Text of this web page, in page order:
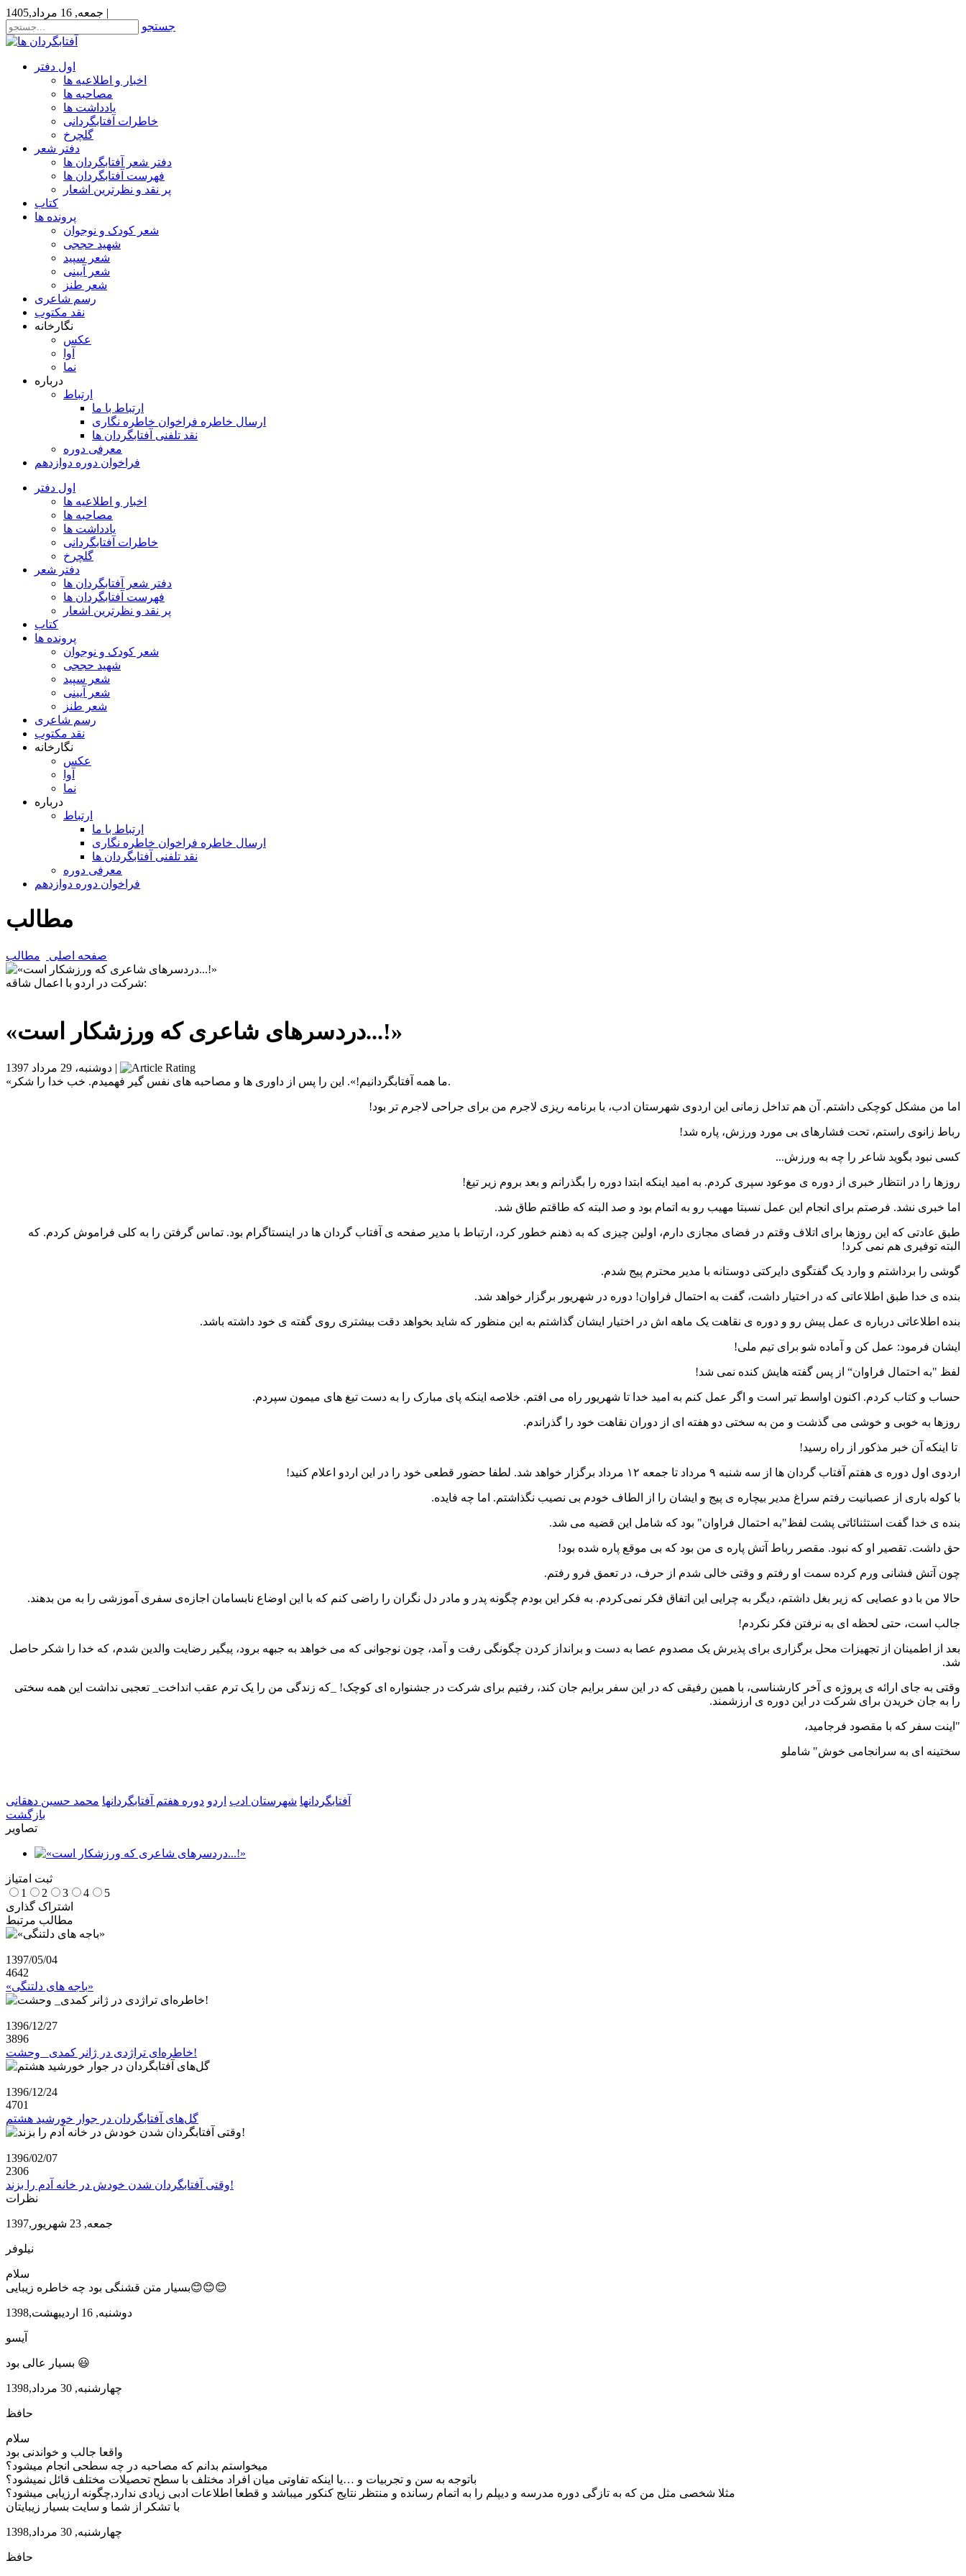
جمعه, 16 مرداد,1405 |
جستجو
اول دفتر
اخبار و اطلاعیه ها
مصاحبه ها
یادداشت ها
خاطرات آفتابگردانی
گلچرخ
دفتر شعر
دفتر شعر آفتابگردان ها
فهرست آفتابگردان ها
پر نقد و نظرترین اشعار
کتاب
پرونده ها
شعر کودک و نوجوان
شهید حججی
شعر سپید
شعر آیینی
شعر طنز
رسم شاعری
نقد مکتوب
نگارخانه
عکس
آوا
نما
درباره
ارتباط
ارتباط با ما
ارسال خاطره فراخوان خاطره نگاری
نقد تلفنی آفتابگردان ها
معرفی دوره
فراخوان دوره دوازدهم
اول دفتر
اخبار و اطلاعیه ها
مصاحبه ها
یادداشت ها
خاطرات آفتابگردانی
گلچرخ
دفتر شعر
دفتر شعر آفتابگردان ها
فهرست آفتابگردان ها
پر نقد و نظرترین اشعار
کتاب
پرونده ها
شعر کودک و نوجوان
شهید حججی
شعر سپید
شعر آیینی
شعر طنز
رسم شاعری
نقد مکتوب
نگارخانه
عکس
آوا
نما
درباره
ارتباط
ارتباط با ما
ارسال خاطره فراخوان خاطره نگاری
نقد تلفنی آفتابگردان ها
معرفی دوره
فراخوان دوره دوازدهم
مطالب
صفحه اصلی مطالب
شرکت در اردو با اعمال شاقه:
«دردسرهای شاعری که ورزشکار است...!»
دوشنبه، 29 مرداد 1397 |
«ما همه آفتابگردانیم!». این را پس از داوری ها و مصاحبه های نفس گیر فهمیدم. خب خدا را شکر.
اما من مشکل کوچکی داشتم. آن هم تداخل زمانی این اردوی شهرستان ادب، با برنامه ریزی لاجرم من برای جراحی لاجرم تر بود!
رباط زانوی راستم، تحت فشارهای بی مورد ورزش، پاره شد!
کسی نبود بگوید شاعر را چه به ورزش...
روزها را در انتظار خبری از دوره ی موعود سپری کردم. به امید اینکه ابتدا دوره را بگذرانم و بعد بروم زیر تیغ!
اما خبری نشد. فرصتم برای انجام این عمل نسبتا مهیب رو به اتمام بود و صد البته که طاقتم طاق شد.
طبق عادتی که این روزها برای اتلاف وقتم در فضای مجازی دارم، اولین چیزی که به ذهنم خطور کرد، ارتباط با مدیر صفحه ی آفتاب گردان ها در اینستاگرام بود. تماس گرفتن را به کلی فراموش کردم. که
البته توفیری هم نمی کرد!
گوشی را برداشتم و وارد یک گفتگوی دایرکتی دوستانه با مدیر محترم پیج شدم.
بنده ی خدا طبق اطلاعاتی که در اختیار داشت، گفت به احتمال فراوان! دوره در شهریور برگزار خواهد شد.
بنده اطلاعاتی درباره ی عمل پیش رو و دوره ی نقاهت یک ماهه اش در اختیار ایشان گذاشتم به این منظور که شاید بخواهد دقت بیشتری روی گفته ی خود داشته باشد.
ایشان فرمود: عمل کن و آماده شو برای تیم ملی!
لفظ "به احتمال فراوان“ از پس گفته هایش کنده نمی شد!
حساب و کتاب کردم. اکنون اواسط تیر است و اگر عمل کنم به امید خدا تا شهریور راه می افتم. خلاصه اینکه پای مبارک را به دست تیغ های میمون سپردم.
روزها به خوبی و خوشی می گذشت و من به سختی دو هفته ای از دوران نقاهت خود را گذراندم.
تا اینکه آن خبر مذکور از راه رسید!
اردوی اول دوره ی هفتم آفتاب گردان ها از سه شنبه ۹ مرداد تا جمعه ۱۲ مرداد برگزار خواهد شد. لطفا حضور قطعی خود را در این اردو اعلام کنید!
با کوله باری از عصبانیت رفتم سراغ مدیر بیچاره ی پیج و ایشان را از الطاف خودم بی نصیب نگذاشتم. اما چه فایده.
بنده ی خدا گفت استثنائاتی پشت لفظ"به احتمال فراوان" بود که شامل این قضیه می شد.
حق داشت. تقصیر او که نبود. مقصر رباط آتش پاره ی من بود که بی موقع پاره شده بود!
چون آتش فشانی ورم کرده سمت او رفتم و وقتی خالی شدم از حرف، در تعمق فرو رفتم.
حالا من با دو عصایی که زیر بغل داشتم، دیگر به چرایی این اتفاق فکر نمیکردم. به فکر این بودم چگونه پدر و مادر دل نگران را راضی کنم که با این اوضاع نابسامان اجازهی سفری آموزشی را به من بدهند.
جالب است، حتی لحظه ای به نرفتن فکر نکردم!
بعد از اطمینان از تجهیزات محل برگزاری برای پذیرش یک مصدوم عصا به دست و برانداز کردن چگونگی رفت و آمد، چون نوجوانی که می خواهد به جبهه برود، پیگیر رضایت والدین شدم، که خدا را شکر حاصل
شد.
وقتی به جای ارائه ی پروژه ی آخر کارشناسی، با همین رفیقی که در این سفر برایم جان کند، رفتیم برای شرکت در جشنواره ای کوچک! _که زندگی من را یک ترم عقب انداخت_ تعجبی نداشت این همه سختی
را به جان خریدن برای شرکت در این دوره ی ارزشمند.
"اینت سفر که با مقصود فرجامید،
سختینه ای به سرانجامی خوش" شاملو
آفتابگردانها شهرستان ادب اردو دوره هفتم آفتابگردانها محمد حسین دهقانی
بازگشت
تصاویر
ثبت امتیاز
1
2 3 4
5
اشتراک گذاری
مطالب مرتبط
1397/05/04
4642
«باجه های دلتنگی»
1396/12/27
3896
خاطره‌ای تراژدی در ژانر کمدی_ وحشت!
1396/12/24
4701
گل‌های آفتابگردان در جوار خورشید هشتم
1396/02/07
2306
وقتی آفتابگردان شدن خودش در خانه آدم را بزند!
نظرات
جمعه, 23 شهریور,1397
نیلوفر
سلام
بسیار متن قشنگی بود چه خاطره زیبایی😊😊😊
دوشنبه, 16 اردیبهشت,1398
آیسو
بسیار عالی بود 😃
چهارشنبه, 30 مرداد,1398
حافظ
سلام
واقعا جالب و خواندنی بود
میخواستم بدانم که مصاحبه در چه سطحی انجام میشود؟
باتوجه به سن و تجربیات و …یا اینکه تفاوتی میان افراد مختلف با سطح تحصیلات مختلف قائل نمیشود؟
مثلا شخصی مثل من که به تازگی دوره مدرسه و دیپلم را به اتمام رسانده و منتظر نتایج کنکور میباشد و قطعا اطلاعات ادبی زیادی ندارد,چگونه ارزیابی میشود؟
با تشکر از شما و سایت بسیار زیبایتان
چهارشنبه, 30 مرداد,1398
حافظ